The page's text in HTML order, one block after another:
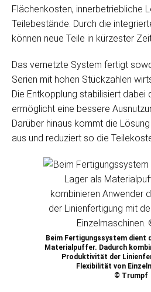
Flächenkosten, innerbetriebliche
Teilebestände. Durch die
können neue Teile in kürzester
Das vernetzte System fertigt
Serien mit hohen Stückzahlen
Die Entkopplung stabilisiert dabei
ermöglicht eine bessere
Darüber hinaus kommt die
aus und reduziert so die
Beim Fertigungssystem dient
Materialpuffer. Dadurch
Produktivität der
Flexibilität von
© Trumpf